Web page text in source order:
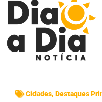
Cidades, Destaques